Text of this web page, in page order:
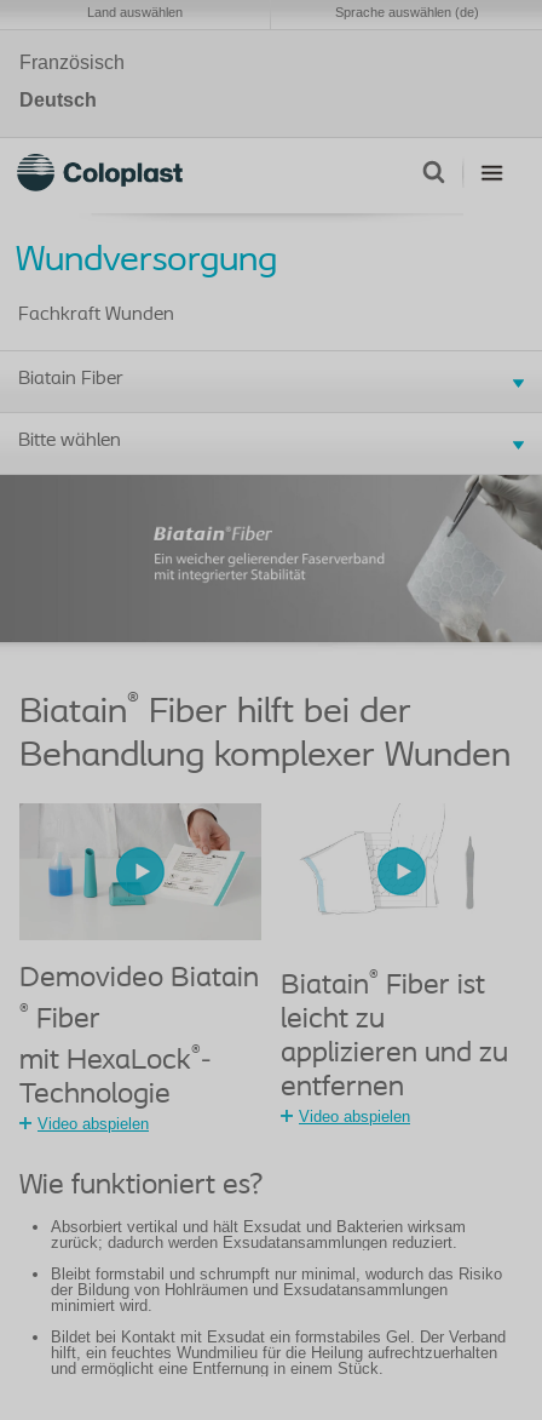
Land auswählen Sprache auswählen (de)
Französisch
Deutsch
Wundversorgung
Fachkraft Wunden
Biatain Fiber
Bitte wählen
Biatain® Fiber hilft bei der
Behandlung komplexer Wunden
Demovideo Biatain
®
Fiber
mit HexaLock®-
Technologie
Video abspielen
Biatain®
Fiber ist
leicht zu
applizieren und zu
entfernen
Video abspielen
Wie funktioniert es?
Absorbiert vertikal und hält Exsudat und Bakterien wirksam
zurück; dadurch werden Exsudatansammlungen reduziert.
Bleibt formstabil und schrumpft nur minimal, wodurch das Risiko
der Bildung von Hohlräumen und Exsudatansammlungen
minimiert wird.
Bildet bei Kontakt mit Exsudat ein formstabiles Gel. Der Verband
hilft, ein feuchtes Wundmilieu für die Heilung aufrechtzuerhalten
und ermöglicht eine Entfernung in einem Stück.